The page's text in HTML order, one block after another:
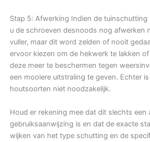
Stap 5: Afwerking Indien de
u de schroeven desnoods nog afwerken
vuller, maar dit word zelden of nooit
ervoor kiezen om de hekwerk te lakken
deze meer te beschermen tegen
een mooiere uitstraling te geven. Echter
houtsoorten niet noodzakelijk.
Houd er rekening mee dat dit slechts een
gebruiksaanwijzing is en dat de exacte
wijken van het type schutting en de